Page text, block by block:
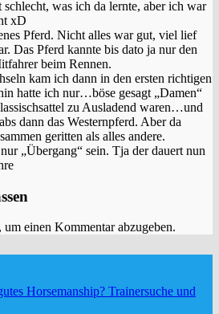
was ich da lernte, aber ich war
xD
Pferd. Nicht alles war gut, viel lief
Das Pferd kannte bis dato ja nur den
beim Rennen.
kam ich dann in den ersten richtigen
hatte ich nur…böse gesagt „Damen“
zu Ausladend waren…und
dann das Westernpferd. Aber da
geritten als alles andere.
„Übergang“ sein. Tja der dauert nun
um einen Kommentar abzugeben.
Horsemanship? Trainersuche und